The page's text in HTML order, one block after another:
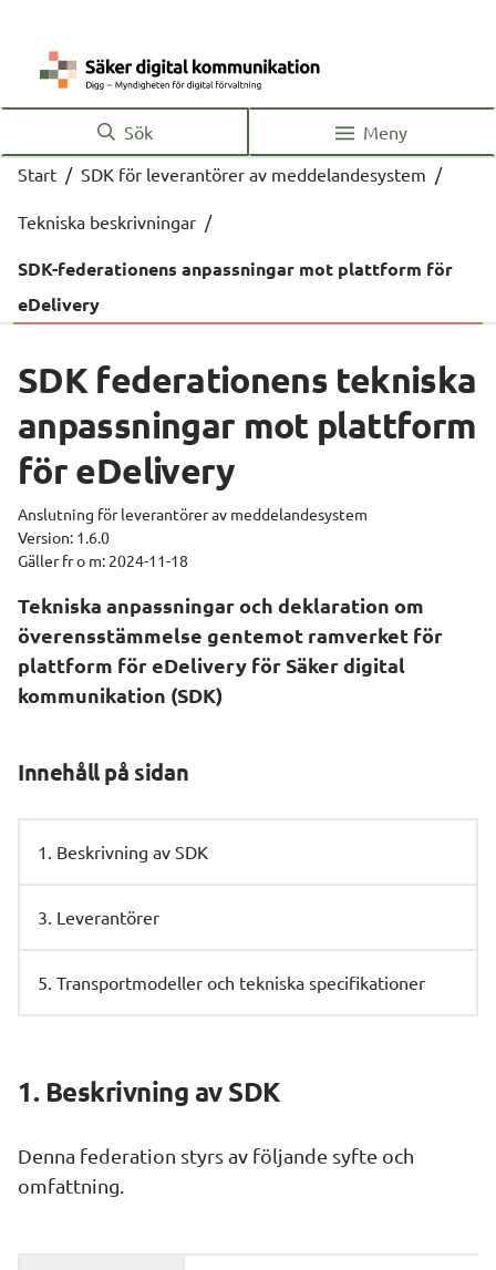
Sök
Meny
Start / SDK för leverantörer av meddelandesystem /
Tekniska beskrivningar /
SDK-federationens anpassningar mot plattform för
eDelivery
SDK federationens tekniska
anpassningar mot plattform
för eDelivery
Anslutning för leverantörer av meddelandesystem
Version: 1.6.0
Gäller fr o m: 2024-11-18
Tekniska anpassningar och deklaration om
överensstämmelse gentemot ramverket för
plattform för eDelivery för Säker digital
kommunikation (SDK)
Innehåll på sidan
1. Beskrivning av SDK
3. Leverantörer
5. Transportmodeller och tekniska specifikationer
1. Beskrivning av SDK
Denna federation styrs av följande syfte och
omfattning.